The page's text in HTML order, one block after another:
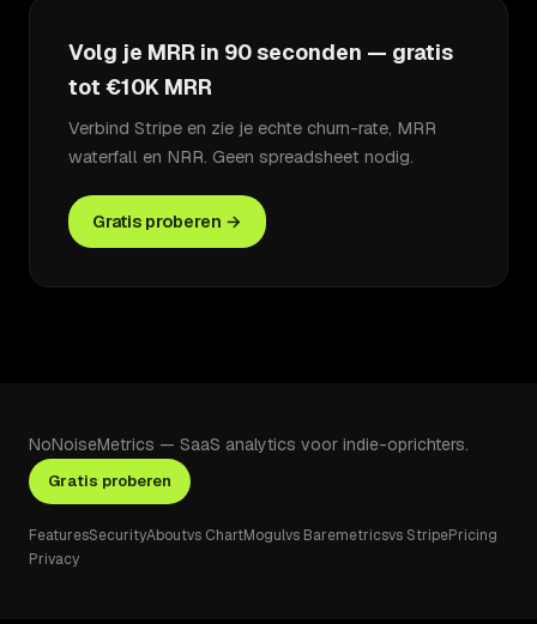
Volg je MRR in 90 seconden — gratis
tot €10K MRR
Verbind Stripe en zie je echte churn-rate, MRR
waterfall en NRR. Geen spreadsheet nodig.
Gratis proberen →
NoNoiseMetrics — SaaS analytics voor indie-oprichters.
Gratis proberen
FeaturesSecurityAboutvs ChartMogulvs Baremetricsvs StripePricing
Privacy